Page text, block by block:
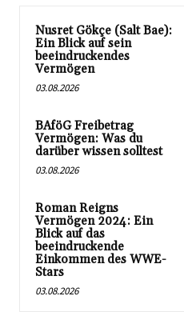
Nusret Gökçe (Salt Bae):
Ein Blick auf sein
beeindruckendes
Vermögen
03.08.2026
BAföG Freibetrag
Vermögen: Was du
darüber wissen solltest
03.08.2026
Roman Reigns
Vermögen 2024: Ein
Blick auf das
beeindruckende
Einkommen des WWE-
Stars
03.08.2026